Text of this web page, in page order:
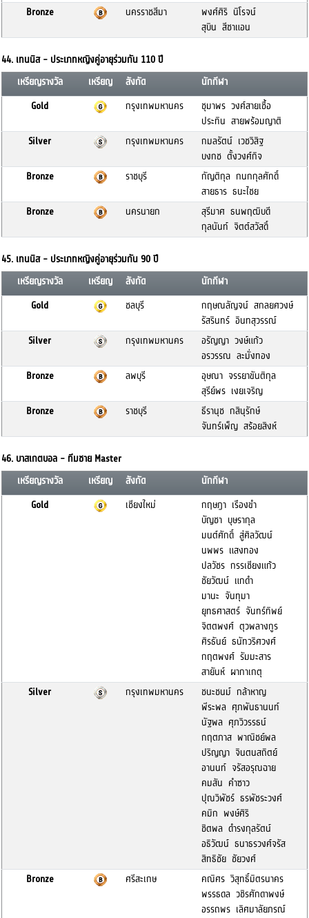
Bronze
นครราชสีมา
พงศ์ศิริ นิโรจน์
สุบิน สีชาแอน
44. เทนนิส - ประเภทหญิงคู่อายุร่วมกัน 110 ปี
เหรียญรางวัล
เหรียญ สังกัด
นักกีฬา
Gold
กรุงเทพมหานคร
ชุมาพร วงศ์สายเชื้อ
ประทิน สายพร้อมญาติ
Silver
กรุงเทพมหานคร
กมลรัตน์ เวชวิสิฐ
บงกช ตั้งวงศ์กิจ
Bronze
ราชบุรี
กัญติกุล กนกกุลศักดิ์
สายธาร ธนะไชย
Bronze
นครนายก
สุรีมาศ ธนพฤฒิบดี
กุลนันท์ จิตต์สวัสดิ์
45. เทนนิส - ประเภทหญิงคู่อายุร่วมกัน 90 ปี
เหรียญรางวัล
เหรียญ สังกัด
นักกีฬา
Gold
ชลบุรี
กฤษณลัญจน์ สกลยศวงษ์
รัสรินทร์ อินทสุวรรณ์
Silver
กรุงเทพมหานคร
อรัญญา วงษ์แก้ว
อรวรรณ ละมั่งทอง
Bronze
ลพบุรี
อุษณา จรรยาขันติกุล
สุรีย์พร เงยเจริญ
Bronze
ราชบุรี
ธีรานุช กสินุรักษ์
จันทร์เพ็ญ สร้อยสิงห์
46. บาสเกตบอล - ทีมชาย Master
เหรียญรางวัล
เหรียญ สังกัด
นักกีฬา
Gold
เชียงใหม่
กฤษฎา เรืองขำ
บัญชา บุษรากุล
มนต์ศักดิ์ สู่ศิลวัฒน์
นพพร แสงทอง
ปลวัชร กรรเชียงแก้ว
ชัยวัฒน์ แกดำ
มานะ จันทุมา
ยุทธศาสตร์ จันทร์ทิพย์
จิตตพงศ์ ตุวพลางกูร
ศิรธันย์ ธนัทวริศวงศ์
กฤตพงศ์ รัมมะสาร
สายันห์ ผากาเกตุ
Silver
กรุงเทพมหานคร
ชนะชนม์ กล้าหาญ
พีระพล ศุภพันธานนท์
นัฐพล ศุภวิวรรธน์
กฤตภาส พาณิชย์พล
ปริญญา จินตนสถิตย์
อานนท์ จรัสอรุณฉาย
คมสัน คำซาว
ปุณวิพัชร์ ธรพัชระวงศ์
คมิก พงษ์ศิริ
ชิตพล ดำรงกุลรัตน์
อธิวัฒน์ ธนาธรวงศ์จรัส
สิทธิชัย ชัยวงศ์
Bronze
ศรีสะเกษ
คณิศร วิสุทธิ์มิตรนาคร
พรรธดล วชิรศักดาพงษ์
อรรถพร เลิศมาลัยภรณ์